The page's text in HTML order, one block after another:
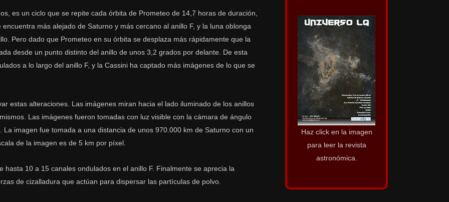
es un ciclo que se repite cada órbita de Prometeo de 14,7 horas de duración,
encuentra más alejado de Saturno y más cercano al anillo F, y la luna oblonga
Pero dado que Prometeo en su órbita se desplaza más rápidamente que la
desde un punto distinto del anillo de unos 3,2 grados por delante. De esta
a lo largo del anillo F, y la Cassini ha captado más imágenes de lo que se
estas alteraciones. Las imágenes miran hacia el lado iluminado de los anillos
Las imágenes fueron tomadas con luz visible con la cámara de ángulo
imagen fue tomada a una distancia de unos 970.000 km de Saturno con un
de la imagen es de 5 km por píxel.
10 a 15 canales ondulados en el anillo F. Finalmente se aprecia la
de cizalladura que actúan para dispersar las partículas de polvo.
Haz click en la imagen
para leer la revista
astronómica.